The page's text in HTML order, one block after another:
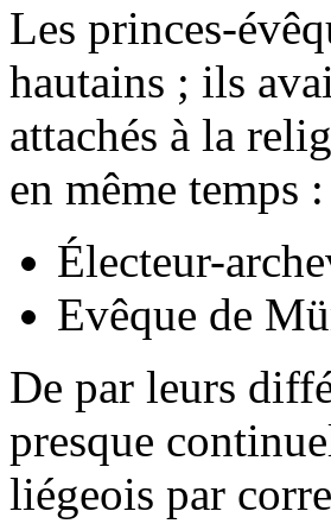
Les princes-
hautains ; ils
attachés à la
en même temps :
Électeur-
Evêque de
De par leurs
presque
liégeois par